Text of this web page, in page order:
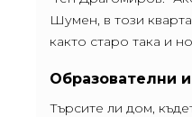
Шумен, в този
както старо така и
Образователни
Търсите ли дом,